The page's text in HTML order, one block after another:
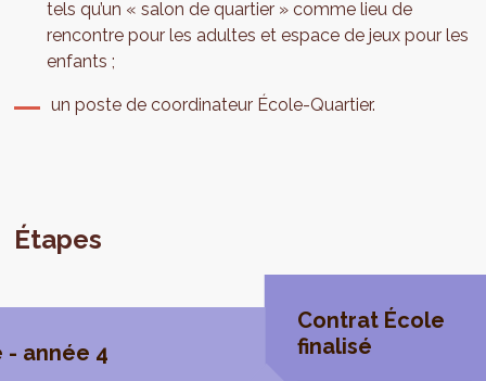
tels qu’un « salon de quartier » comme lieu de
rencontre pour les adultes et espace de jeux pour les
enfants ;
un poste de coordinateur École-Quartier.
Étapes
année 4
Contrat École
finalisé